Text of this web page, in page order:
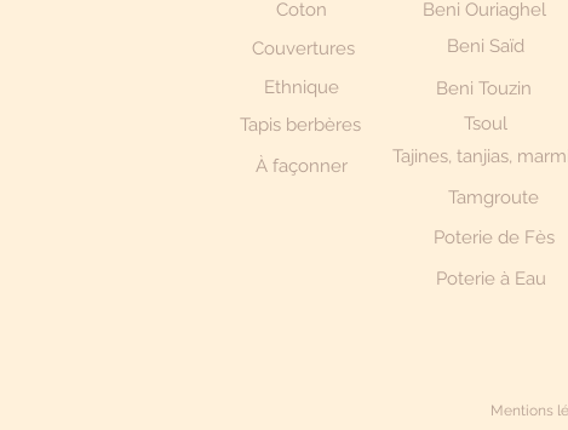
Coton
Couvertures
Ethnique
Tapis berbères
À façonner
Beni Ouriaghel
Beni Saïd
Beni Touzin
Tsoul
Tajines, tanjias,
Tamgroute
Poterie de Fès
Poterie à Eau
Mentions